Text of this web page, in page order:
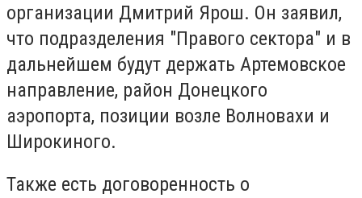
организации Дмитрий Ярош. Он заявил,
что подразделения "Правого сектора" и в
дальнейшем будут держать Артемовское
направление, район Донецкого
аэропорта, позиции возле Волновахи и
Широкиного.
Также есть договоренность о